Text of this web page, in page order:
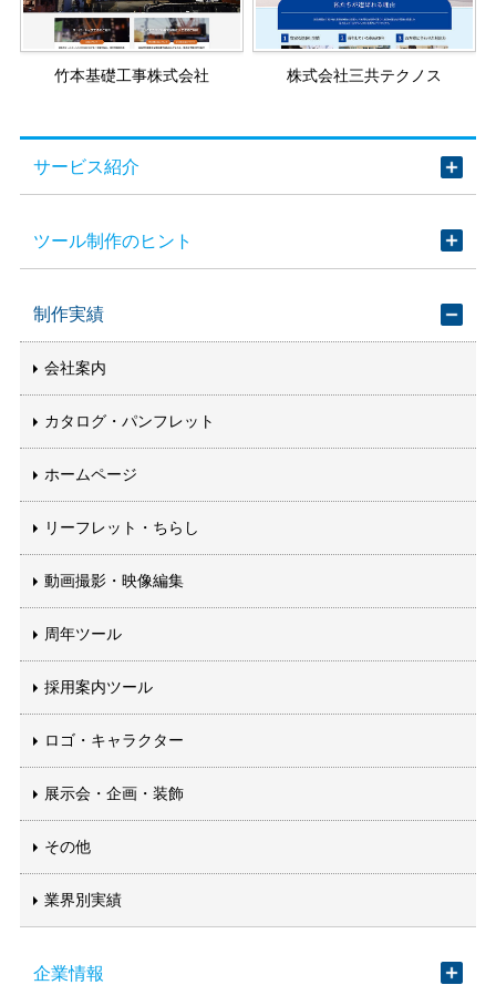
竹本基礎工事株式会社 株式会社三共テクノス
サービス紹介
ツール制作のヒント
制作実績
会社案内
カタログ・パンフレット
ホームページ
リーフレット・ちらし
動画撮影・映像編集
周年ツール
採用案内ツール
ロゴ・キャラクター
展示会・企画・装飾
その他
業界別実績
企業情報